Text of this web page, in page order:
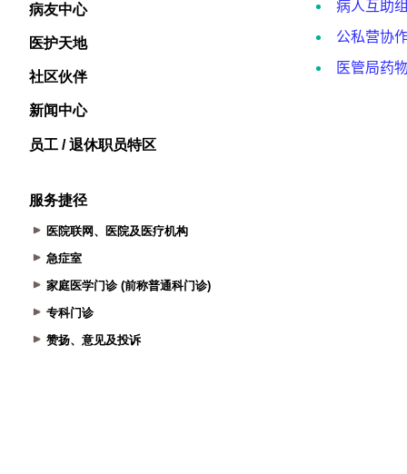
病友中心
医护天地
社区伙伴
新闻中心
员工 / 退休职员特区
服务捷径
医院联网、医院及医疗机构
急症室
家庭医学门诊 (前称普通科门诊)
专科门诊
赞扬、意见及投诉